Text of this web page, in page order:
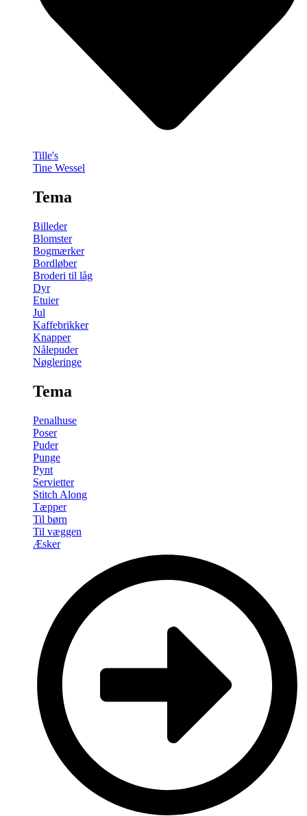
Tille's
Tine Wessel
Tema
Billeder
Blomster
Bogmærker
Bordløber
Broderi til låg
Dyr
Etuier
Jul
Kaffebrikker
Knapper
Nålepuder
Nøgleringe
Tema
Penalhuse
Poser
Puder
Punge
Pynt
Servietter
Stitch Along
Tæpper
Til børn
Til væggen
Æsker